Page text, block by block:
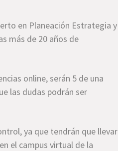
en Planeación Estrategia y
más de 20 años de
online, serán 5 de una
las dudas podrán ser
ya que tendrán que llevar
el campus virtual de la